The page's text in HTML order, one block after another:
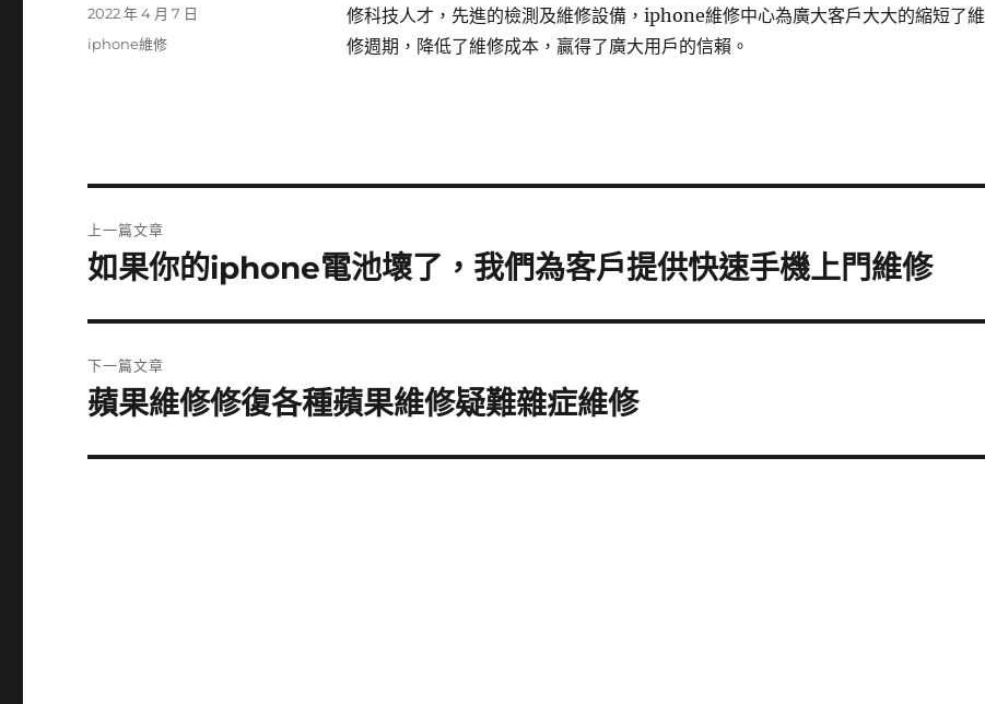
修科技人才，先進的檢測及維修設備，iphone維修中心為廣大客戶大大的縮短了維
修週期，降低了維修成本，贏得了廣大用戶的信賴。
發
佈
日
2022 年 4 月 7 日
分
iphone維修
章
上一篇文章
上
篇
文
章:
如果你的iphone電池壞了，我們為客戶提供快速手機上門維修
下一篇文章
下
篇
蘋果維修修復各種蘋果維修疑難雜症維修